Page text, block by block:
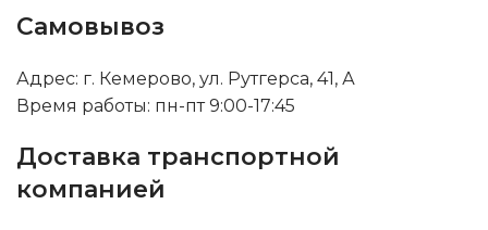
Самовывоз
Адрес: г. Кемерово, ул. Рутгерса, 41, А
Время работы: пн-пт 9:00-17:45
Доставка транспортной
компанией